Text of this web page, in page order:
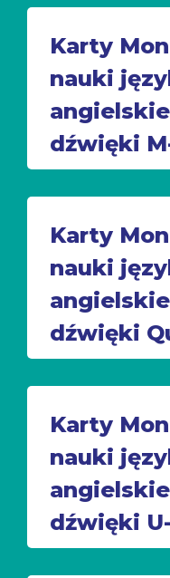
Karty
nauki
dźwięki
Karty
nauki
dźwięki
Karty
nauki
dźwięki